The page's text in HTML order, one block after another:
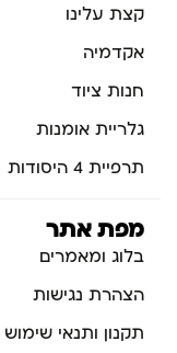
קצת עלינו
אקדמיה
חנות ציוד
גלריית אומנות
תרפיית 4 היסודות
מפת אתר
בלוג ומאמרים
הצהרת נגישות
תקנון ותנאי שימוש